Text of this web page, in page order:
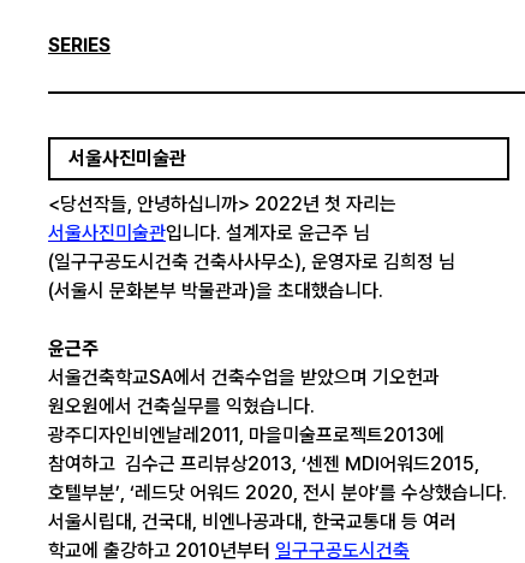
SERIES
서울사진미술관
<당선작들, 안녕하십니까> 2022년 첫 자리는
서울사진미술관입니다. 설계자로 윤근주 님
(일구구공도시건축 건축사사무소), 운영자로 김희정 님
(서울시 문화본부 박물관과)을 초대했습니다.
윤근주
서울건축학교SA에서 건축수업을 받았으며 기오헌과
원오원에서 건축실무를 익혔습니다.
광주디자인비엔날레2011, 마을미술프로젝트2013에
참여하고 김수근 프리뷰상2013, ‘센젠 MDI어워드2015,
호텔부분’, ‘레드닷 어워드 2020, 전시 분야’를 수상했습니다.
서울시립대, 건국대, 비엔나공과대, 한국교통대 등 여러
학교에 출강하고 2010년부터 일구구공도시건축